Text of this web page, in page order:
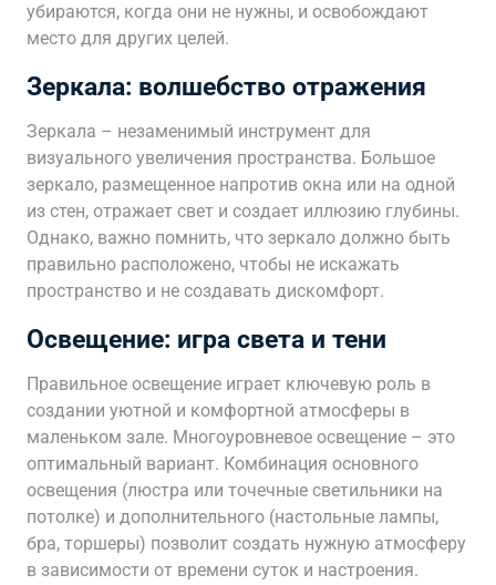
убираются, когда они не нужны, и освобождают
место для других целей.
Зеркала: волшебство отражения
Зеркала – незаменимый инструмент для
визуального увеличения пространства. Большое
зеркало, размещенное напротив окна или на одной
из стен, отражает свет и создает иллюзию глубины.
Однако, важно помнить, что зеркало должно быть
правильно расположено, чтобы не искажать
пространство и не создавать дискомфорт.
Освещение: игра света и тени
Правильное освещение играет ключевую роль в
создании уютной и комфортной атмосферы в
маленьком зале. Многоуровневое освещение – это
оптимальный вариант. Комбинация основного
освещения (люстра или точечные светильники на
потолке) и дополнительного (настольные лампы,
бра, торшеры) позволит создать нужную атмосферу
в зависимости от времени суток и настроения.